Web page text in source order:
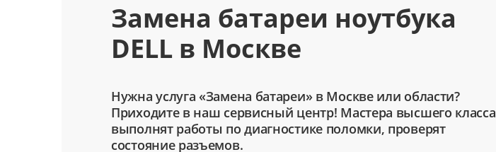
Замена батареи ноутбука
DELL в Москве
Нужна услуга «Замена батареи» в Москве или области?
Приходите в наш сервисный центр! Мастера высшего класса
выполнят работы по диагностике поломки, проверят
состояние разъемов.